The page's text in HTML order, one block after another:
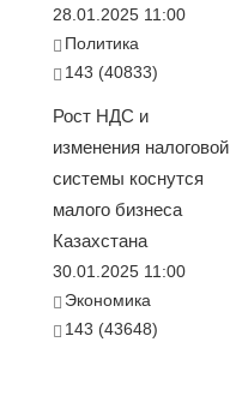
28.01.2025 11:00
Политика
143 (40833)
Рост НДС и
изменения налоговой
системы коснутся
малого бизнеса
Казахстана
30.01.2025 11:00
Экономика
143 (43648)